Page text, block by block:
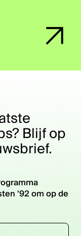
Blijf op
'92 om op de